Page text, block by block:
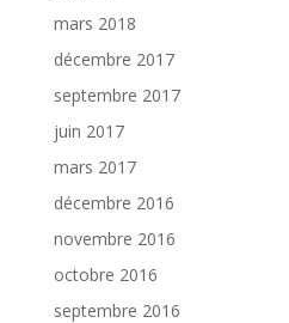
mars 2018
décembre 2017
septembre 2017
juin 2017
mars 2017
décembre 2016
novembre 2016
octobre 2016
septembre 2016